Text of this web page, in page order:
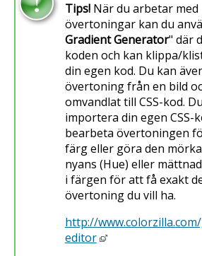
Tips!När du arbetar med
övertoningar kan du
Gradient Generator" där
koden och kan klippa/
din egen kod. Du kan
övertoning från en bild
omvandlat till CSS-kod.
importera din egen CSS-
bearbeta övertoningen
färg eller göra den
nyans (Hue) eller
i färgen för att få exakt
övertoning du vill ha.
http://
editor